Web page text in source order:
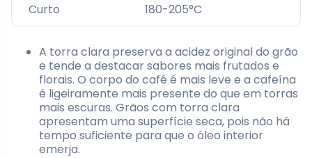
Curto 180-205°C
A torra clara preserva a acidez original do grão
e tende a destacar sabores mais frutados e
florais. O corpo do café é mais leve e a cafeína
é ligeiramente mais presente do que em torras
mais escuras. Grãos com torra clara
apresentam uma superfície seca, pois não há
tempo suficiente para que o óleo interior
emerja.